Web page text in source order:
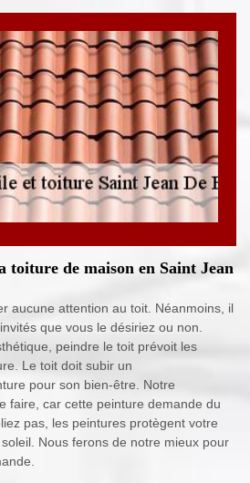
toiture de maison en Saint Jean
aucune attention au toit. Néanmoins, il
que vous le désiriez ou non.
peindre le toit prévoit les
Le toit doit subir un
pour son bien-être. Notre
faire, car cette peinture demande du
pas, les peintures protègent votre
Nous ferons de notre mieux pour